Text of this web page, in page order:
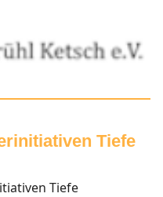
Tiefe
Tiefe